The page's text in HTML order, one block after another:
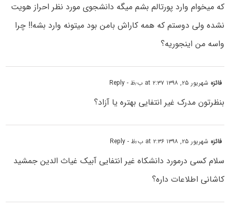
که میخوام وارد پورتالم بشم میگه دانشجوی مورد نظر احراز هویت
نشده ولی دوستم که همه کاراش بامن بود میتونه وارد بشه!! چرا
واسه من اینجوریه؟
فائزه شهریور ۲۵, ۱۳۹۸ at ۲:۳۷ ب٫ظ - Reply
بنظرتون مدرک غیر انتفایی بهتره یا آزاد؟
فائزه شهریور ۲۵, ۱۳۹۸ at ۲:۳۶ ب٫ظ - Reply
سلام کسی درمورد دانشکاه غیر انتفایی آبیک غیاث الدین جمشید
کاشانی اطلاعات داره؟